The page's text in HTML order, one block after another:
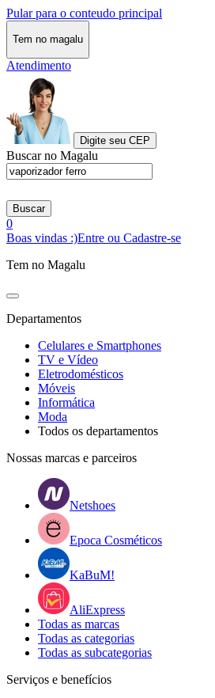
Pular para o conteudo principal
Tem no magalu
Atendimento
Digite seu CEP
Buscar no Magalu
Buscar
0
Boas vindas :)Entre ou Cadastre-se
Tem no Magalu
Departamentos
Celulares e Smartphones
TV e Vídeo
Eletrodomésticos
Móveis
Informática
Moda
Todos os departamentos
Nossas marcas e parceiros
Netshoes
Epoca Cosméticos
KaBuM!
AliExpress
Todas as marcas
Todas as categorias
Todas as subcategorias
Serviços e benefícios